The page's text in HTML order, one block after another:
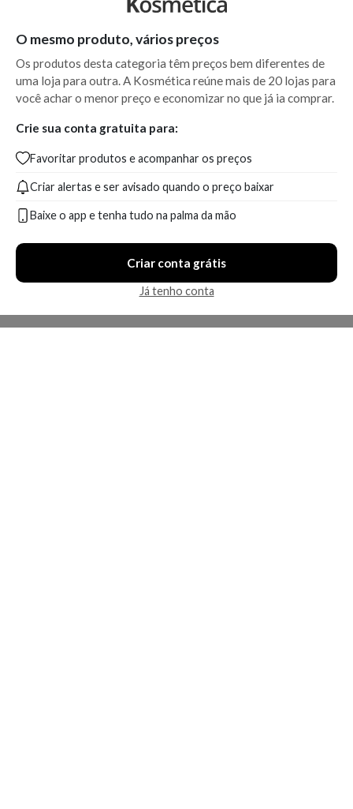
O mesmo produto, vários preços
Os produtos desta categoria têm preços bem diferentes de
uma loja para outra. A Kosmética reúne mais de 20 lojas para
você achar o menor preço e economizar no que já ia comprar.
Crie sua conta gratuita para:
Favoritar produtos e acompanhar os preços
Criar alertas e ser avisado quando o preço baixar
Baixe o app e tenha tudo na palma da mão
Criar conta grátis
Já tenho conta